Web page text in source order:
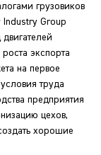
грузовиков
Industry Group
экспорта
на первое
труда
предприятия
цехов,
хорошие